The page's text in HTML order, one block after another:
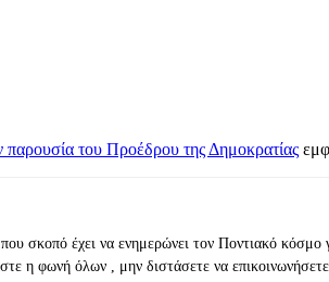
του Προέδρου της Δημοκρατίας
σκοπό έχει να ενημερώνει τον Ποντιακό
η φωνή όλων , μην διστάσετε να